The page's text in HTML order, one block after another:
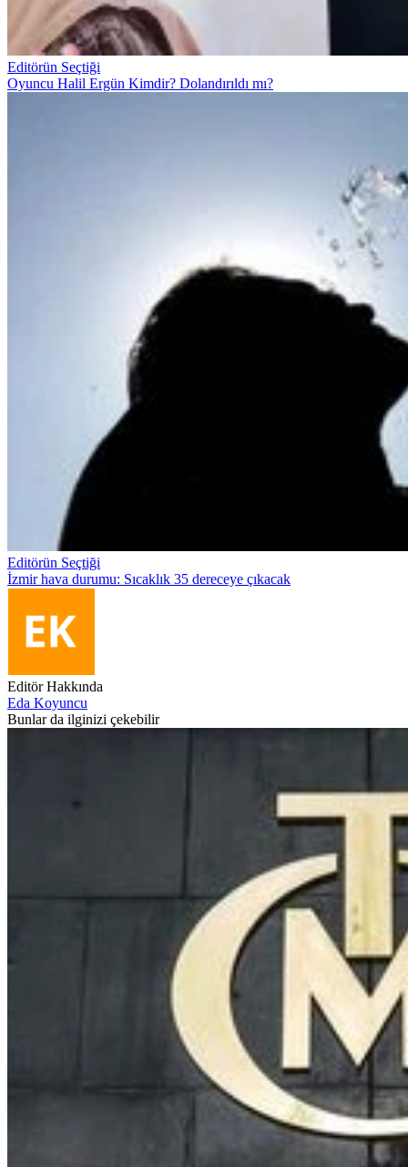
Editörün Seçtiği
Oyuncu Halil Ergün Kimdir? Dolandırıldı mı?
Editörün Seçtiği
İzmir hava durumu: Sıcaklık 35 dereceye çıkacak
Editör Hakkında
Eda Koyuncu
Bunlar da ilginizi çekebilir